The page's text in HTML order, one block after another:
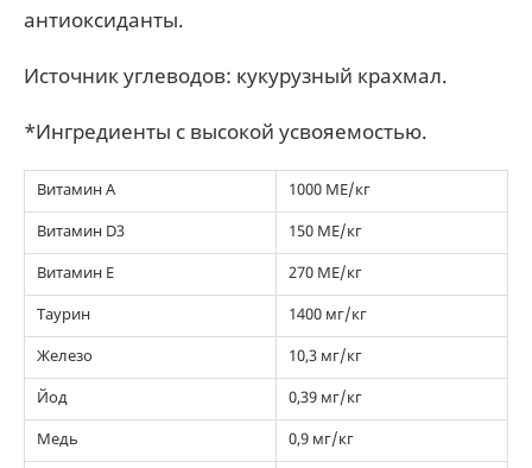
антиоксиданты.
Источник углеводов: кукурузный крахмал.
*Ингредиенты с высокой усвояемостью.
Витамин А
1000 МЕ/кг
Витамин D3
150 МЕ/кг
Витамин Е
270 МЕ/кг
Таурин
1400 мг/кг
Железо
10,3 мг/кг
Йод
0,39 мг/кг
Медь
0,9 мг/кг